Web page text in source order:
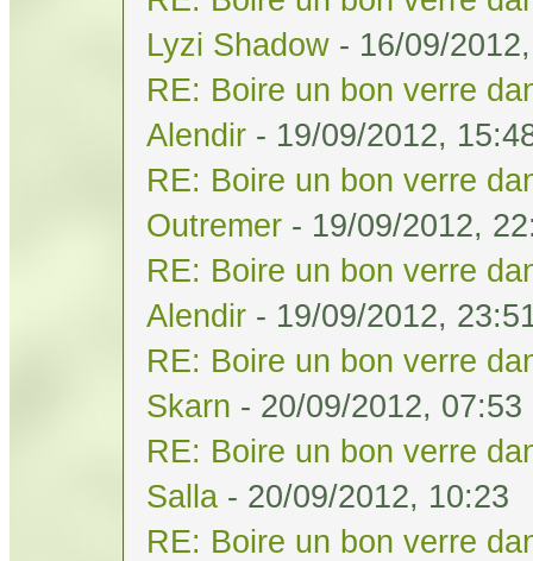
Lyzi Shadow - 16/09/
RE: Boire un bon verre
Alendir - 19/09/2012,
RE: Boire un bon verre
Outremer - 19/09/2012,
RE: Boire un bon verre
Alendir - 19/09/2012,
RE: Boire un bon verre
Skarn - 20/09/2012, 07:53
RE: Boire un bon verre
Salla - 20/09/2012, 10:23
RE: Boire un bon verre